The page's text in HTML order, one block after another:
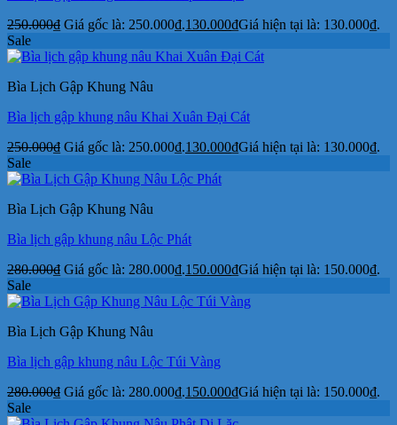
250.000₫ Giá gốc là: 250.000₫.130.000₫Giá hiện tại là: 130.000₫.
Sale
Bìa Lịch Gập Khung Nâu
Bìa lịch gập khung nâu Khai Xuân Đại Cát
250.000₫ Giá gốc là: 250.000₫.130.000₫Giá hiện tại là: 130.000₫.
Sale
Bìa Lịch Gập Khung Nâu
Bìa lịch gập khung nâu Lộc Phát
280.000₫ Giá gốc là: 280.000₫.150.000₫Giá hiện tại là: 150.000₫.
Sale
Bìa Lịch Gập Khung Nâu
Bìa lịch gập khung nâu Lộc Túi Vàng
280.000₫ Giá gốc là: 280.000₫.150.000₫Giá hiện tại là: 150.000₫.
Sale